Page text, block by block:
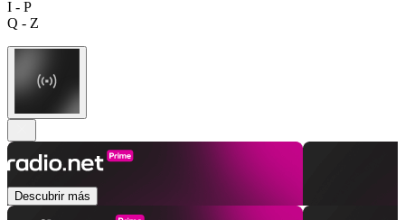
I - P
Q - Z
Descubrir más